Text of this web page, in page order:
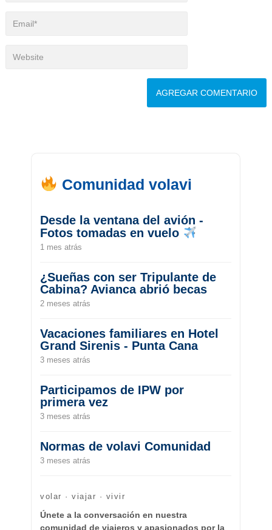
Comunidad volavi
Desde la ventana del avión -
Fotos tomadas en vuelo
1 mes atrás
¿Sueñas con ser Tripulante de
Cabina? Avianca abrió becas
2 meses atrás
Vacaciones familiares en Hotel
Grand Sirenis - Punta Cana
3 meses atrás
Participamos de IPW por
primera vez
3 meses atrás
Normas de volavi Comunidad
3 meses atrás
volar · viajar · vivir
Únete a la conversación en nuestra
comunidad de viajeros y apasionados por la